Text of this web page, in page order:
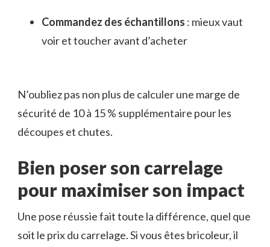
Commandez des échantillons : mieux vaut
voir et toucher avant d’acheter
N’oubliez pas non plus de calculer une marge de
sécurité de 10 à 15 % supplémentaire pour les
découpes et chutes.
Bien poser son carrelage
pour maximiser son impact
Une pose réussie fait toute la différence, quel que
soit le prix du carrelage. Si vous êtes bricoleur, il